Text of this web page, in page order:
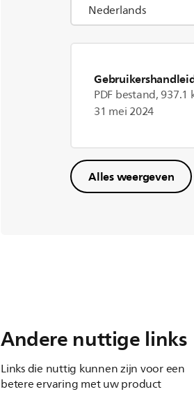
PDF bestand, 937.1
31 mei 2024
Alles weergeven
Andere nuttige links
Links die nuttig kunnen zijn voor een
betere ervaring met uw product